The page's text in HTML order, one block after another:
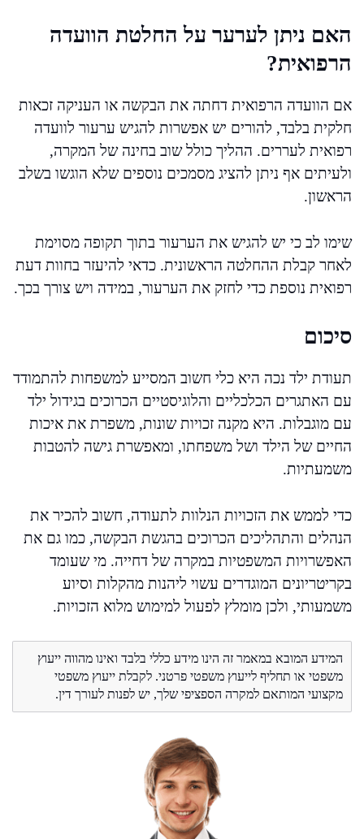
האם ניתן לערער על החלטת הוועדה
הרפואית?
אם הוועדה הרפואית דחתה את הבקשה או העניקה זכאות
חלקית בלבד, להורים יש אפשרות להגיש ערעור לוועדה
רפואית לעררים. ההליך כולל שוב בחינה של המקרה,
ולעיתים אף ניתן להציג מסמכים נוספים שלא הוגשו בשלב
הראשון.
שימו לב כי יש להגיש את הערעור בתוך תקופה מסוימת
לאחר קבלת ההחלטה הראשונית. כדאי להיעזר בחוות דעת
רפואית נוספת כדי לחזק את הערעור, במידה ויש צורך בכך.
סיכום
תעודת ילד נכה היא כלי חשוב המסייע למשפחות להתמודד
עם האתגרים הכלכליים והלוגיסטיים הכרוכים בגידול ילד
עם מוגבלות. היא מקנה זכויות שונות, משפרת את איכות
החיים של הילד ושל משפחתו, ומאפשרת גישה להטבות
משמעתיות.
כדי לממש את הזכויות הנלוות לתעודה, חשוב להכיר את
הנהלים והתהליכים הכרוכים בהגשת הבקשה, כמו גם את
האפשרויות המשפטיות במקרה של דחייה. מי שעומד
בקריטריונים המוגדרים עשוי ליהנות מהקלות וסיוע
משמעותי, ולכן מומלץ לפעול למימוש מלוא הזכויות.
המידע המובא במאמר זה הינו מידע כללי בלבד ואינו מהווה ייעוץ
משפטי או תחליף לייעוץ משפטי פרטני. לקבלת ייעוץ משפטי
מקצועי המותאם למקרה הספציפי שלך, יש לפנות לעורך דין.